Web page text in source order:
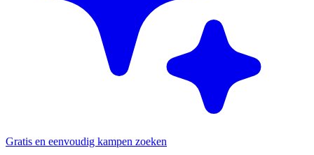
Gratis en eenvoudig kampen zoeken